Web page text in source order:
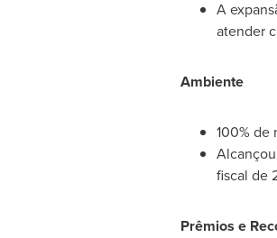
A
atender
Ambiente
100% de
fiscal de
Prêmios e